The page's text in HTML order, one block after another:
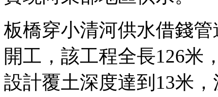
板橋穿小清河供水借錢
開工，該工程全長126米
設計覆土深度達到13米